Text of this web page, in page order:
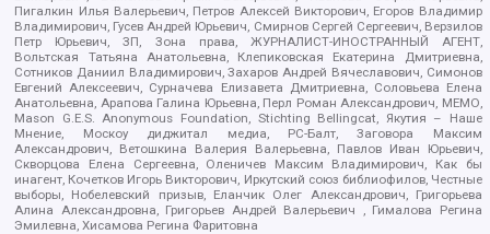
Пигалкин Илья Валерьевич, Петров Алексей Викторович, Егоров Владимир
Владимирович, Гусев Андрей Юрьевич, Смирнов Сергей Сергеевич, Верзилов
Петр Юрьевич, ЗП, Зона права, ЖУРНАЛИСТ-ИНОСТРАННЫЙ АГЕНТ,
Вольтская Татьяна Анатольевна, Клепиковская Екатерина Дмитриевна,
Сотников Даниил Владимирович, Захаров Андрей Вячеславович, Симонов
Евгений Алексеевич, Сурначева Елизавета Дмитриевна, Соловьева Елена
Анатольевна, Арапова Галина Юрьевна, Перл Роман Александрович, МЕМО,
Mason G.E.S. Anonymous Foundation, Stichting Bellingcat, Якутия – Наше
Мнение, Москоу диджитал медиа, РС-Балт, Заговора Максим
Александрович, Ветошкина Валерия Валерьевна, Павлов Иван Юрьевич,
Скворцова Елена Сергеевна, Оленичев Максим Владимирович, Как бы
инагент, Кочетков Игорь Викторович, Иркутский союз библиофилов, Честные
выборы, Нобелевский призыв, Еланчик Олег Александрович, Григорьева
Алина Александровна, Григорьев Андрей Валерьевич , Гималова Регина
Эмилевна, Хисамова Регина Фаритовна